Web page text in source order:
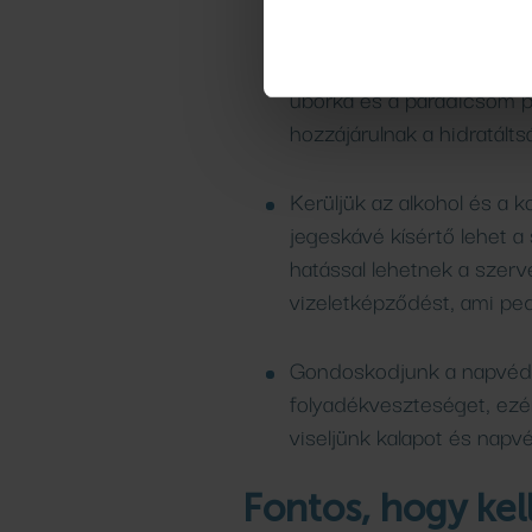
Étkezzünk hidratáló
gyümölcsök és
uborka és a paradicsom
hozzájárulnak a
Kerüljük az alkohol és a
jegeskávé kísértő lehet
hatással lehetnek a
vizeletképződést, ami
Gondoskodjunk a
folyadékveszteséget,
viseljünk kalapot és
Fontos, hogy